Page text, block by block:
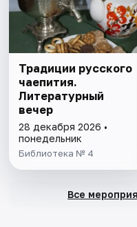
Традиции русского
чаепития.
Литературный
вечер
28 декабря 2026 •
понедельник
Библиотека № 4
Все